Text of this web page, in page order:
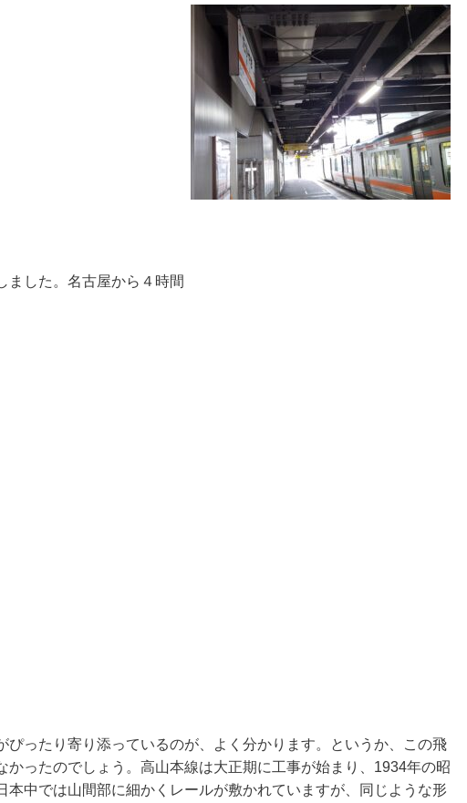
ました。名古屋から４時間
ぴったり寄り添っているのが、よく分かります。というか、この飛
かったのでしょう。高山本線は大正期に工事が始まり、1934年の昭
本中では山間部に細かくレールが敷かれていますが、同じような形